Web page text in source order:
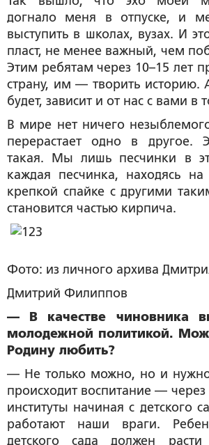
догнало меня в отпуске, и
выступить в школах, вузах. И
пласт, не менее важный, чем
Этим ребятам через 10–15 лет
страну, им — творить историю.
будет, зависит и от нас с вами в
В мире нет ничего
перерастает одно в другое.
такая. Мы лишь песчинки в
каждая песчинка, находясь
крепкой спайке с другими
становится частью кирпича.
Фото: из личного архива
Дмитрий Филиппов
— В качестве чиновника
молодежной политикой.
Родину любить?
— Не только можно, но и
происходит воспитание —
институты начиная с детского
работают наши враги.
детского сада должен